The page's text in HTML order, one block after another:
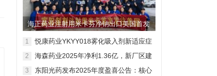
海正药业注射用米卡芬净钠出口美国首发
制剂全球化迈出关键一步
1
悦康药业YKYY018雾化吸入剂新适应症
感染防治
2
海森药业2025年净利1.36亿，新厂区建
3
东阳光药发布2025年度盈喜公告：核心